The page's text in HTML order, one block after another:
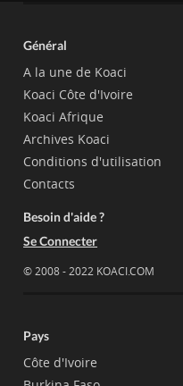
Général
A la une de Koaci
Koaci Côte d'Ivoire
Koaci Afrique
Archives Koaci
Conditions d'utilisation
Contacts
Besoin d'aide ?
Se Connecter
© 2008 - 2022 KOACI.COM
Pays
Côte d'Ivoire